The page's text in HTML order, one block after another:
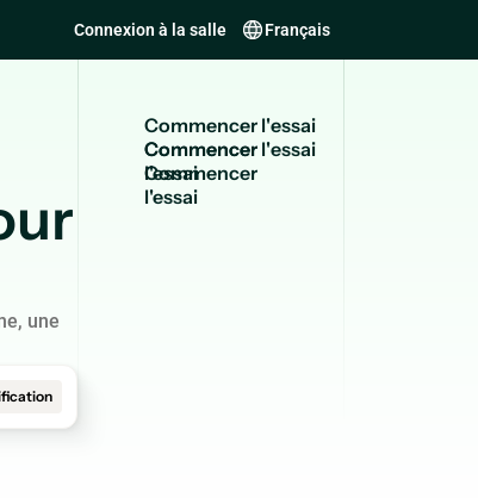
Connexion à la salle Français
Commencerl'essai
Commencer
l'essai
une